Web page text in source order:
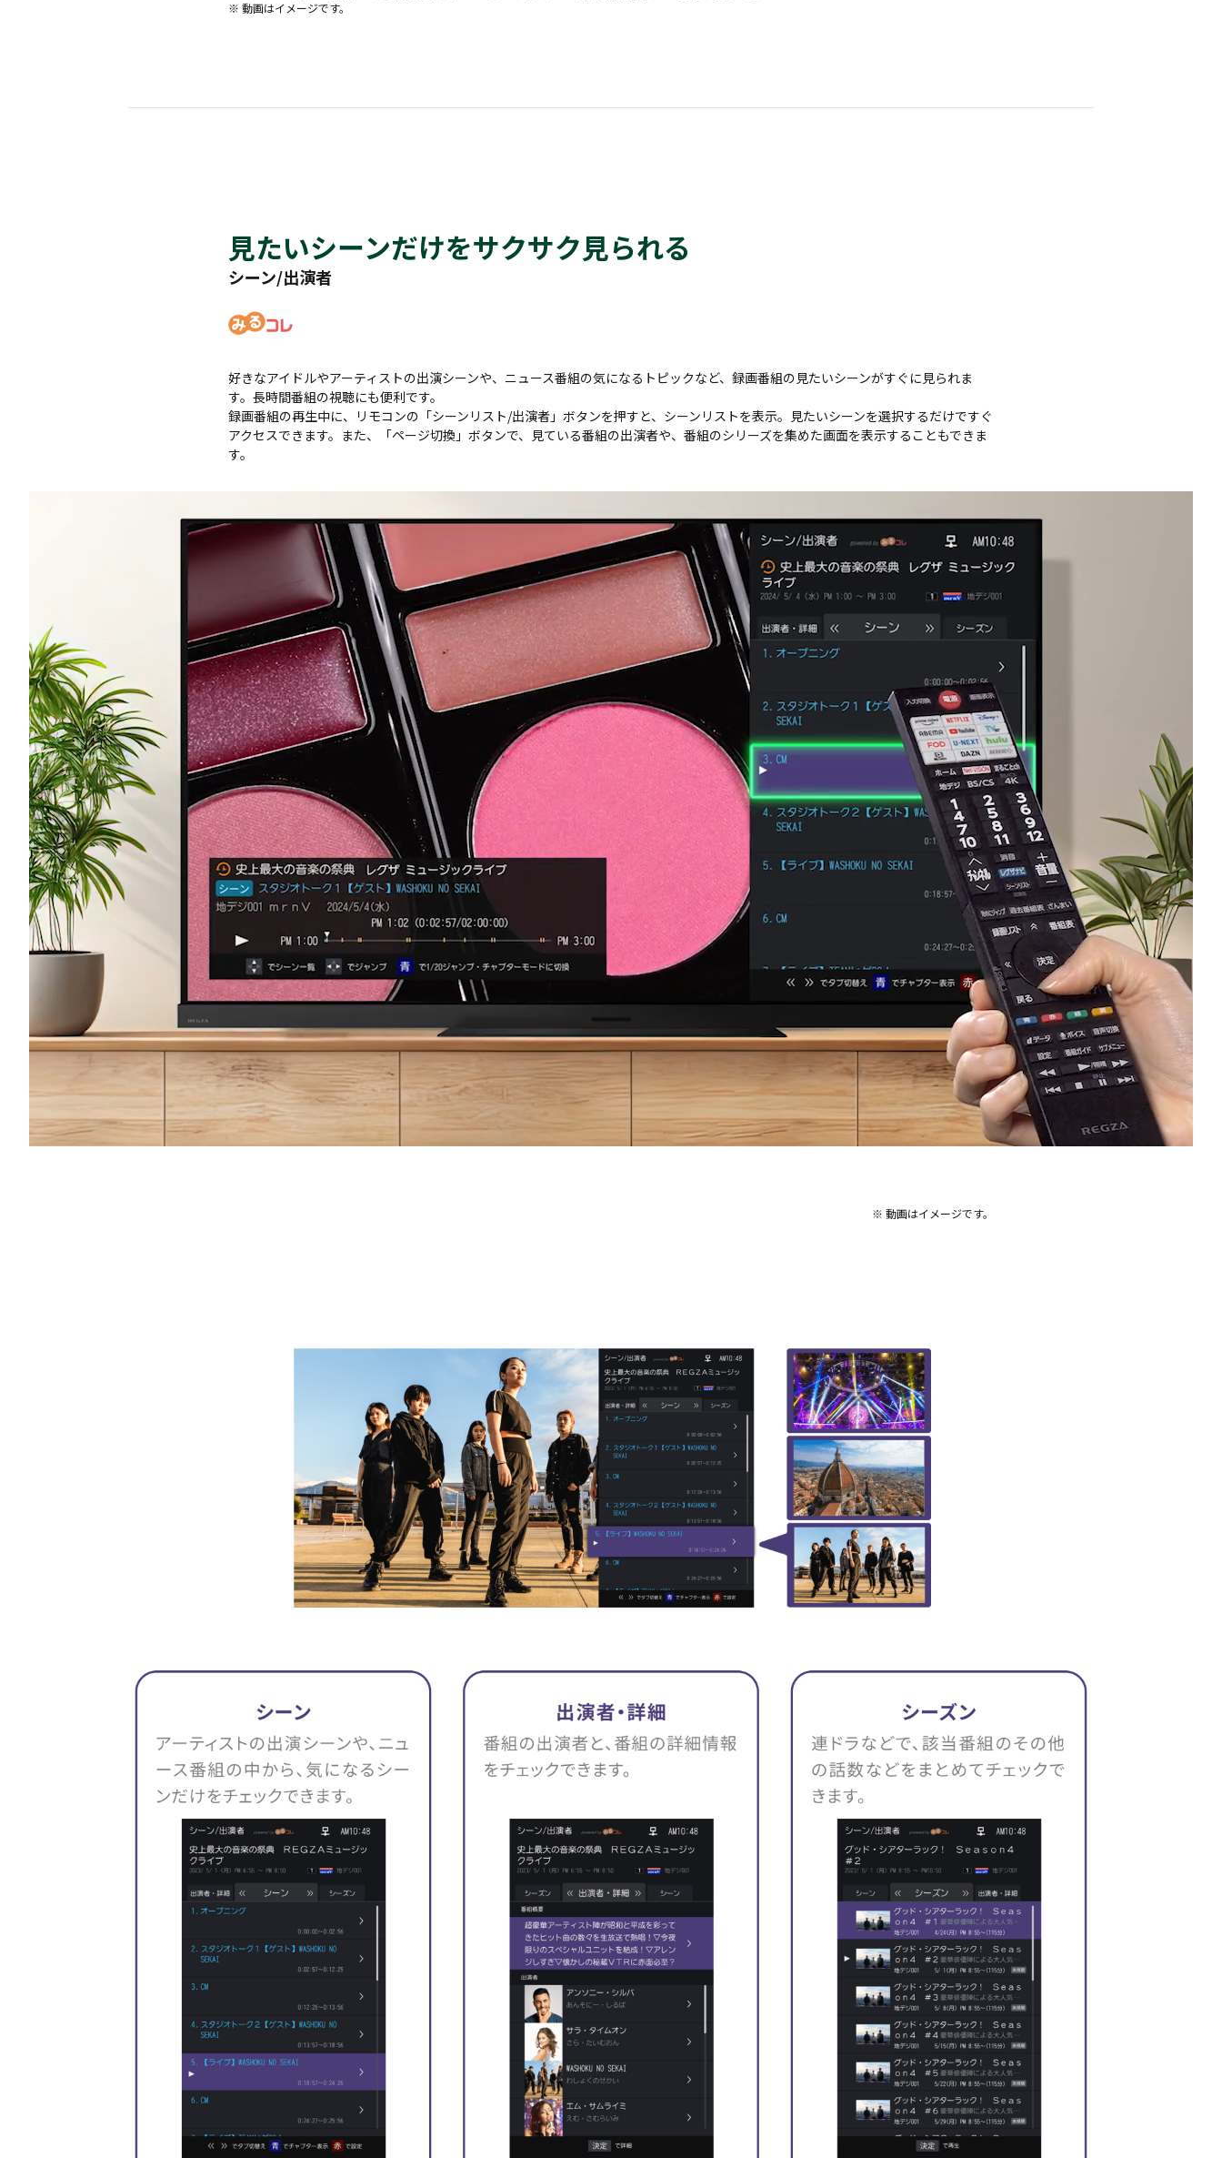
※ 動画はイメージです。
見たいシーンだけをサクサク見られる
シーン/出演者
好きなアイドルやアーティストの出演シーンや、ニュース番組の気になるトピックなど、録画番組の見たいシーンがすぐに見られま
す。長時間番組の視聴にも便利です。
録画番組の再生中に、リモコンの「シーンリスト/出演者」ボタンを押すと、シーンリストを表示。見たいシーンを選択するだけですぐ
アクセスできます。また、「ページ切換」ボタンで、見ている番組の出演者や、番組のシリーズを集めた画面を表示することもできま
す。
※ 動画はイメージです。